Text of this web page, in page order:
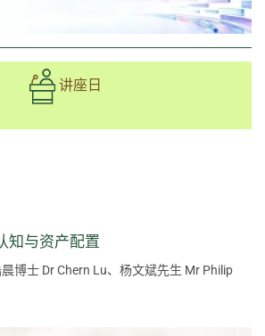
讲座日
知与资产配置
博士 Dr Chern Lu、杨文斌先生 Mr Philip